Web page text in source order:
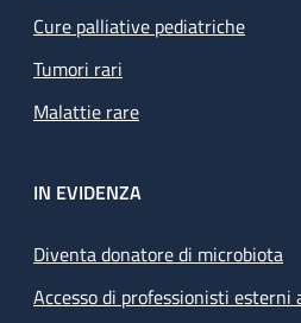
Cure palliative pediatriche
Tumori rari
Malattie rare
IN EVIDENZA
Diventa donatore di microbiota
Accesso di professionisti